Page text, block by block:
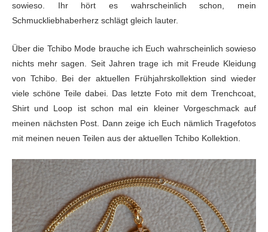
sowieso. Ihr hört es wahrscheinlich schon, mein
Schmuckliebhaberherz schlägt gleich lauter.
Über die Tchibo Mode brauche ich Euch wahrscheinlich sowieso
nichts mehr sagen. Seit Jahren trage ich mit Freude Kleidung
von Tchibo. Bei der aktuellen Frühjahrskollektion sind wieder
viele schöne Teile dabei. Das letzte Foto mit dem Trenchcoat,
Shirt und Loop ist schon mal ein kleiner Vorgeschmack auf
meinen nächsten Post. Dann zeige ich Euch nämlich Tragefotos
mit meinen neuen Teilen aus der aktuellen Tchibo Kollektion.